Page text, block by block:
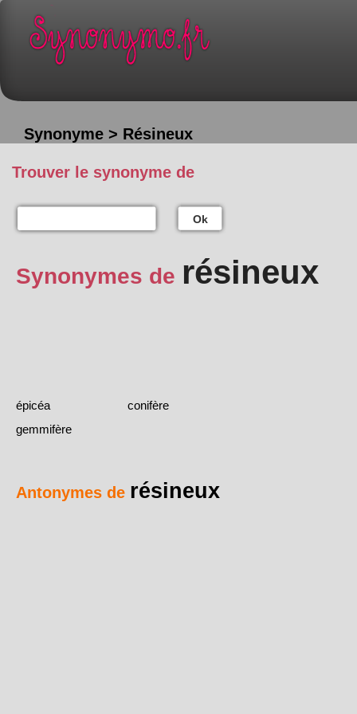
Synonyme > Résineux
Trouver le synonyme de
Ok
Synonymes de résineux
épicéa
conifère
gemmifère
Antonymes de résineux